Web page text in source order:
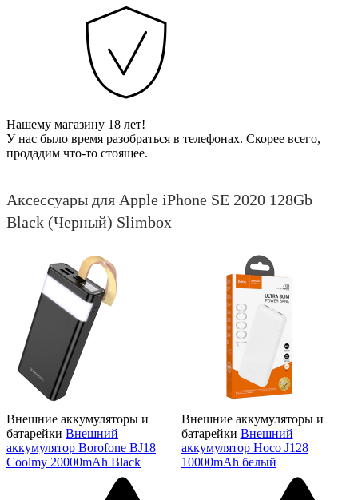
Нашему магазину 18 лет!
У нас было время разобраться в телефонах. Скорее всего,
продадим что-то стоящее.
Аксессуары для Apple iPhone SE 2020 128Gb
Black (Черный) Slimbox
Внешние аккумуляторы и
батарейки Внешний
аккумулятор Borofone BJ18
Coolmy 20000mAh Black
Внешние аккумуляторы и
батарейки Внешний
аккумулятор Hoco J128
10000mAh белый